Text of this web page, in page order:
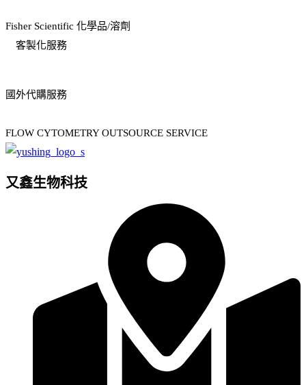
Fisher Scientific 化學品/溶劑
客製化服務
國外代購服務
FLOW CYTOMETRY OUTSOURCE SERVICE
又鑫生物科技